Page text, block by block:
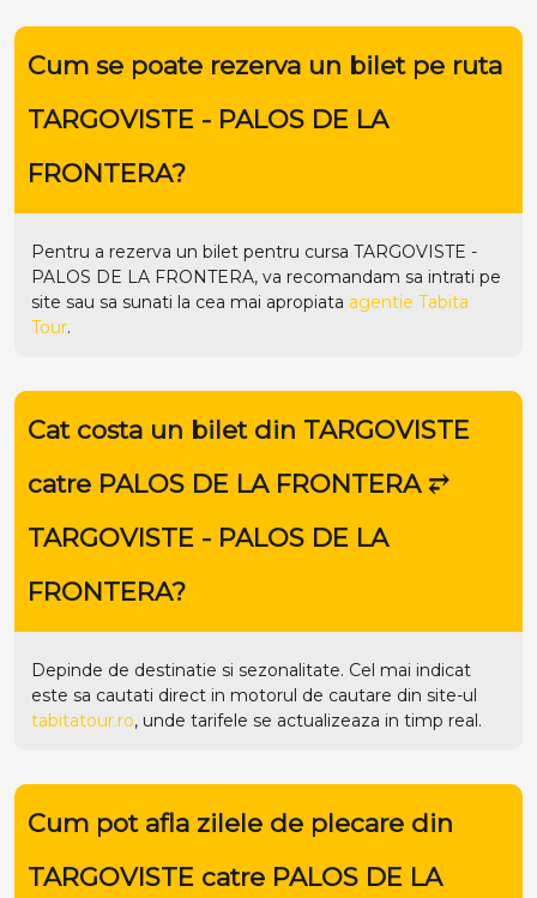
Cum se poate rezerva un bilet pe ruta
TARGOVISTE - PALOS DE LA
FRONTERA?
Pentru a rezerva un bilet pentru cursa TARGOVISTE -
PALOS DE LA FRONTERA, va recomandam sa intrati pe
site sau sa sunati la cea mai apropiata agentie Tabita
Tour.
Cat costa un bilet din TARGOVISTE
catre PALOS DE LA FRONTERA ⥂
TARGOVISTE - PALOS DE LA
FRONTERA?
Depinde de destinatie si sezonalitate. Cel mai indicat
este sa cautati direct in motorul de cautare din site-ul
tabitatour.ro, unde tarifele se actualizeaza in timp real.
Cum pot afla zilele de plecare din
TARGOVISTE catre PALOS DE LA